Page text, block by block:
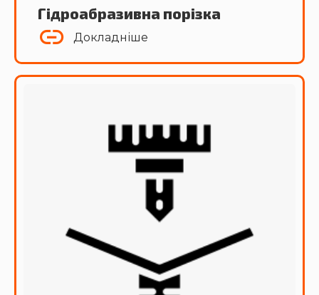
Гідроабразивна порізка
Докладніше